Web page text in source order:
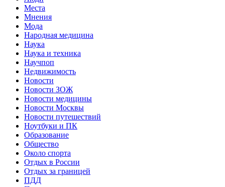
Места
Мнения
Мода
Народная медицина
Наука
Наука и техника
Научпоп
Недвижимость
Новости
Новости ЗОЖ
Новости медицины
Новости Москвы
Новости путешествий
Ноутбуки и ПК
Образование
Общество
Около спорта
Отдых в России
Отдых за границей
ПДД